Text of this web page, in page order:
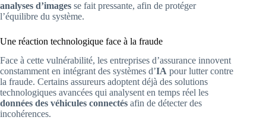
analyses d’images se fait pressante, afin de protéger
l’équilibre du système.
Une réaction technologique face à la fraude
Face à cette vulnérabilité, les entreprises d’assurance innovent
constamment en intégrant des systèmes d’IA pour lutter contre
la fraude. Certains assureurs adoptent déjà des solutions
technologiques avancées qui analysent en temps réel les
données des véhicules connectés afin de détecter des
incohérences.